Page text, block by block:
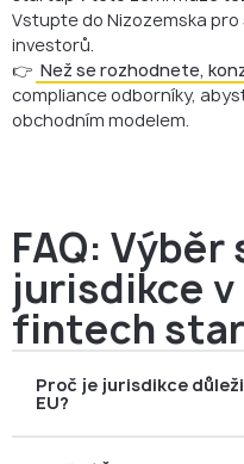
Vstupte do Nizozemska
investorů.
👉 Než se rozhodnete,
compliance odborníky,
obchodním modelem.
FAQ: Výběr
jurisdikce v
fintech
Proč je jurisdikce
EU?